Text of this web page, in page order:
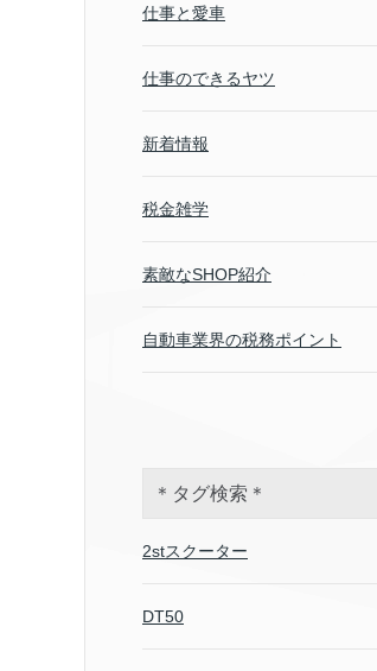
仕事と愛車
仕事のできるヤツ
新着情報
税金雑学
素敵なSHOP紹介
自動車業界の税務ポイント
＊タグ検索＊
2stスクーター
DT50